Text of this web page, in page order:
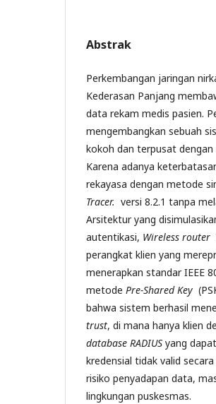
Abstrak
Perkembangan jaringan
Kederasan Panjang
data rekam medis pasien.
mengembangkan sebuah
kokoh dan terpusat
Karena adanya
rekayasa dengan metode
Tracer. versi 8.2.1 tanpa
Arsitektur yang
autentikasi, Wireless router
perangkat klien yang
menerapkan standar IEEE
metode Pre-Shared Key
bahwa sistem berhasil
trust, di mana hanya klien
database RADIUS yang
kredensial tidak valid
risiko penyadapan data,
lingkungan puskesmas.